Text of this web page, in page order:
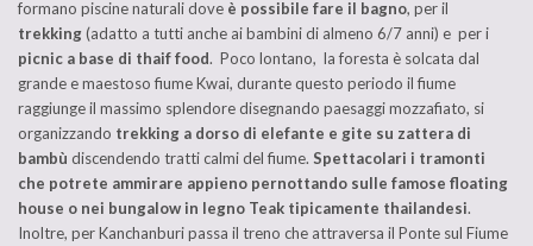
formano piscine naturali dove è possibile fare il bagno, per il
trekking(adatto a tutti anche ai bambini di almeno 6/7 anni) e per i
picnic a base di thaif food. Poco lontano, la foresta è solcata dal
grande e maestoso fiume Kwai, durante questo periodo il fiume
raggiunge il massimo splendore disegnando paesaggi mozzafiato, si
organizzando trekking a dorso di elefante e gite su zattera di
bambù discendendo tratti calmi del fiume. Spettacolari i tramonti
che potrete ammirare appieno pernottando sulle famose floating
house o nei bungalow in legno Teak tipicamente thailandesi.
Inoltre, per Kanchanburi passa il treno che attraversa il Ponte sul Fiume